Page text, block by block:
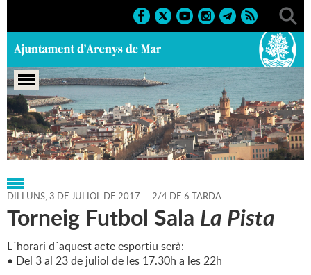
Portada > Regidories > Esports > Agenda > 03-07-2017
DILLUNS,3 DE JULIOL DE 2017 - 2/4 DE 6 TARDA
Torneig Futbol Sala La Pista
L´horari d´aquest acte esportiu serà:
• Del 3 al 23 de juliol de les 17.30h a les 22h